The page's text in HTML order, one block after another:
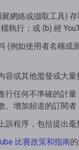
網絡或擷取工具)
執行；或 (b) 經
(例如使用者名稱或
或其他濫發或大量
行任何不準確的計
增加頻道的訂閱者
程序，包括提出毫
比賽政策和指南